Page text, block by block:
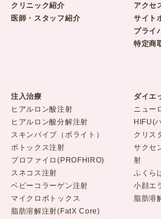
クリニック紹介
医師・スタッフ紹介
アクセ
サイト
プライ
特定商
注入治療
ヒアルロン酸注射
ヒアルロン酸分解注射
スキンバイブ（ボライト）
ボトックス注射
プロファイロ(PROFHIRO)
スネコス注射
ベビーコラーゲン注射
マイクロボトックス
脂肪溶解注射(FatX Core)
ダイエ
ニュー
HIFU(
クリス
サクセ
射
ふくら
小顔エ
脂肪溶